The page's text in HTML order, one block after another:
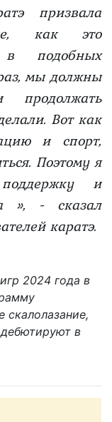
призвала
как это
в подобных
мы должны
продолжать
Вот как
и спорт,
Поэтому я
и
», - сказал
каратэ.
2024 года в
скалолазание,
в